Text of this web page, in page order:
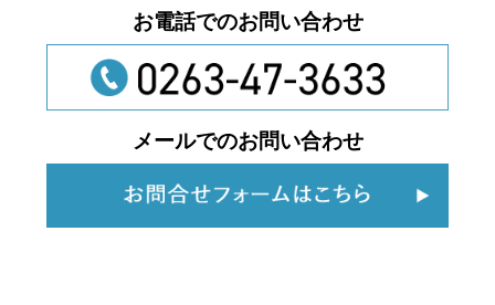
お電話でのお問い合わせ
メールでのお問い合わせ